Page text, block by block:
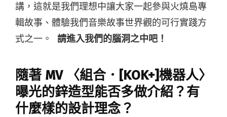
講，這就是我們理想中讓大家一起參與火燒島專
輯故事、體驗我們音樂故事世界觀的可行實踐方
式之一。 請進入我們的腦洞之中吧！
隨著 MV 〈組合．[KOK+]機器人〉
曝光的鋅造型能否多做介紹？有
什麼樣的設計理念？